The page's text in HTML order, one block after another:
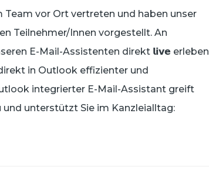
vor Ort vertreten und haben unser
Teilnehmer/Innen vorgestellt. An
E-Mail-Assistenten direkt 𝗹𝗶𝘃𝗲 erleben
in Outlook effizienter und
integrierter E-Mail-Assistant greift
unterstützt Sie im Kanzleialltag: